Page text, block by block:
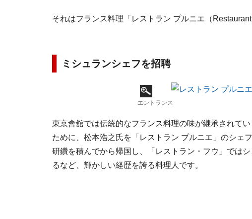
それはフランス料理「レストラン プルニエ（Restaurant
ミシュランシェフを招聘
エントランス
東京會舘では伝統的なフランス料理の味が継承されて
ために、松本浩之氏を「レストラン プルニエ」のシェ
研鑽を積んでから帰国し、「レストラン・フウ」では
るなど、輝かしい経歴を誇る料理人です。